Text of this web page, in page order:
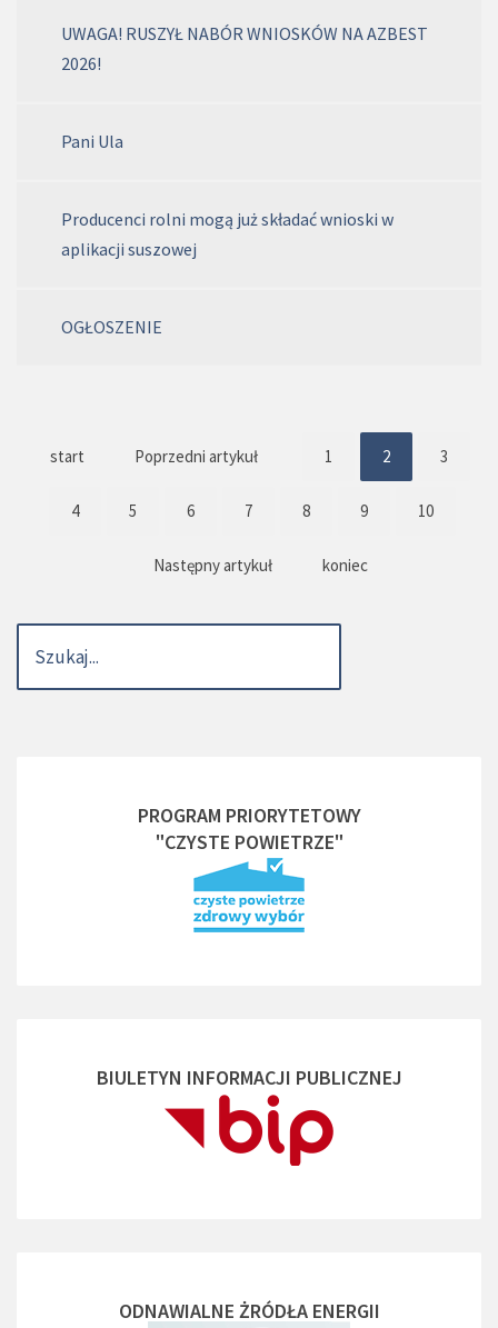
UWAGA! RUSZYŁ NABÓR WNIOSKÓW NA AZBEST
2026!
Pani Ula
Producenci rolni mogą już składać wnioski w
aplikacji suszowej
OGŁOSZENIE
start Poprzedni artykuł 1 2 3
4 5 6 7 8 9 10
Następny artykuł koniec
PROGRAM PRIORYTETOWY
"CZYSTE POWIETRZE"
BIULETYN INFORMACJI PUBLICZNEJ
ODNAWIALNE ŻRÓDŁA ENERGII